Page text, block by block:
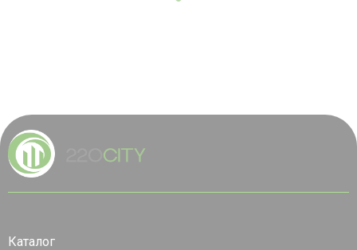
Каталог